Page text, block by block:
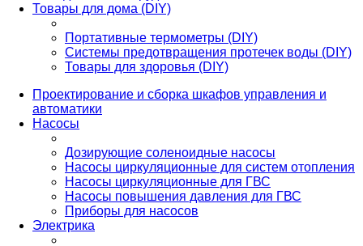
Товары для дома (DIY)
Портативные термометры (DIY)
Системы предотвращения протечек воды (DIY)
Товары для здоровья (DIY)
Проектирование и сборка шкафов управления и
автоматики
Насосы
Дозирующие соленоидные насосы
Насосы циркуляционные для систем отопления
Насосы циркуляционные для ГВС
Насосы повышения давления для ГВС
Приборы для насосов
Электрика